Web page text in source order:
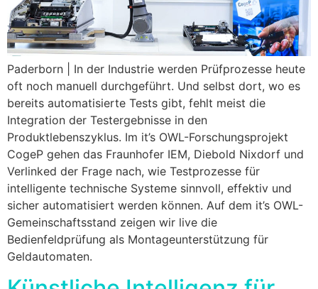
Paderborn | In der Industrie werden Prüfprozesse heute
oft noch manuell durchgeführt. Und selbst dort, wo es
bereits automatisierte Tests gibt, fehlt meist die
Integration der Testergebnisse in den
Produktlebenszyklus. Im it’s OWL-Forschungsprojekt
CogeP gehen das Fraunhofer IEM, Diebold Nixdorf und
Verlinked der Frage nach, wie Testprozesse für
intelligente technische Systeme sinnvoll, effektiv und
sicher automatisiert werden können. Auf dem it’s OWL-
Gemeinschaftsstand zeigen wir live die
Bedienfeldprüfung als Montageunterstützung für
Geldautomaten.